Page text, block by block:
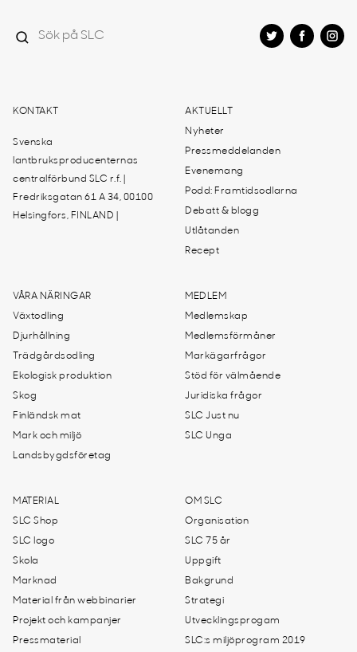
KONTAKT
Svenska
lantbruksproducenternas
centralförbund SLC r.f. |
Fredriksgatan 61 A 34, 00100
Helsingfors, FINLAND |
AKTUELLT
Nyheter
Pressmeddelanden
Evenemang
Podd: Framtidsodlarna
Debatt & blogg
Utlåtanden
Recept
VÅRA NÄRINGAR
Växtodling
Djurhållning
Trädgårdsodling
Ekologisk produktion
Skog
Finländsk mat
Mark och miljö
Landsbygdsföretag
MEDLEM
Medlemskap
Medlemsförmåner
Markägarfrågor
Stöd för välmående
Juridiska frågor
SLC Just nu
SLC Unga
MATERIAL
SLC Shop
SLC logo
Skola
Marknad
Material från webbinarier
Projekt och kampanjer
Pressmaterial
OM SLC
Organisation
SLC 75 år
Uppgift
Bakgrund
Strategi
Utvecklingsprogam
SLC:s miljöprogram 2019